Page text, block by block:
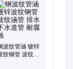
波纹管涵 镀锌
纹钢管 波纹涵